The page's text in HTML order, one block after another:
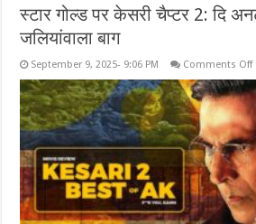
स्टार गोल्ड पर केसरी चैप्टर 2: दि
जलियांवाला बाग
September 9, 2025- 9:06 PM Comments Off